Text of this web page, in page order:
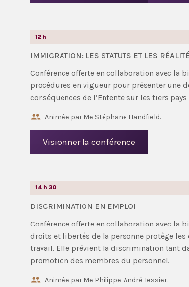
12 h
IMMIGRATION: LES STATUTS ET LES
Conférence offerte en collaboration avec la
procédures en vigueur pour présenter une
conséquences de l’Entente sur les tiers
Animée par Me Stéphane Handfield.
Visionner la conférence
14 h 30
DISCRIMINATION EN EMPLOI
Conférence offerte en collaboration avec la
droits et libertés de la personne protège
travail. Elle prévient la discrimination tant
promotion des membres du personnel.
Animée par Me Philippe-André Tessier.